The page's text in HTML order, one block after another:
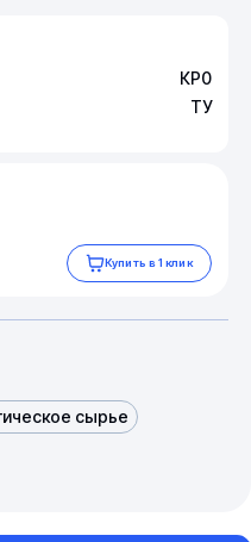
КР0
ТУ
Купить в 1 клик
сырье